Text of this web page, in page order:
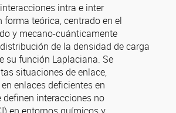
intra e inter
forma teórica, centrado en el
y mecano-cuánticamente
de la densidad de carga
su función Laplaciana. Se
situaciones de enlace,
enlaces deficientes en
definen interacciones no
en entornos químicos y